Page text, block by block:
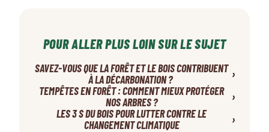
POUR ALLER PLUS LOIN SUR LE SUJET
SAVEZ-VOUS QUE LA FORÊT ET LE BOIS CONTRIBUENT
À LA DÉCARBONATION ?
›
TEMPÊTES EN FORÊT : COMMENT MIEUX PROTÉGER
NOS ARBRES ?
›
LES 3 S DU BOIS POUR LUTTER CONTRE LE
CHANGEMENT CLIMATIQUE
›